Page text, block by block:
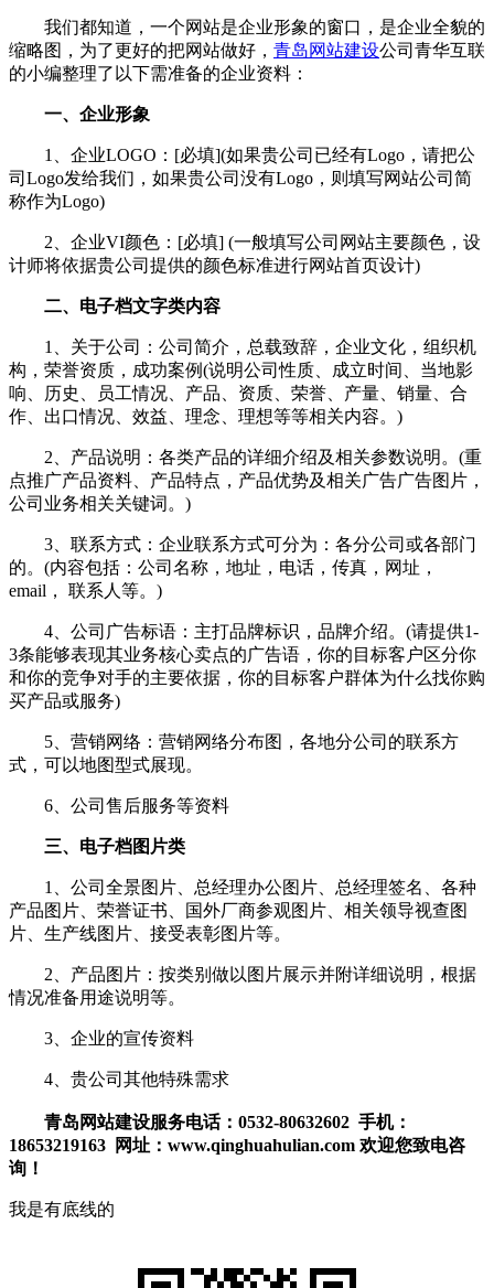
我们都知道，一个网站是企业形象的窗口，是企业全貌的
缩略图，为了更好的把网站做好， 青岛网站建设公司青华互联
的小编整理了以下需准备的企业资料：
一、企业形象
1、企业LOGO：[必填](如果贵公司已经有Logo，请把公
司Logo发给我们，如果贵公司没有Logo，则填写网站公司简
称作为Logo)
2、企业VI颜色：[必填] (一般填写公司网站主要颜色，设
计师将依据贵公司提供的颜色标准进行网站首页设计)
二、电子档文字类内容
1、关于公司：公司简介，总载致辞，企业文化，组织机
构，荣誉资质，成功案例(说明公司性质、成立时间、当地影
响、历史、员工情况、产品、资质、荣誉、产量、销量、合
作、出口情况、效益、理念、理想等等相关内容。)
2、产品说明：各类产品的详细介绍及相关参数说明。(重
点推广产品资料、产品特点，产品优势及相关广告广告图片，
公司业务相关关键词。)
3、联系方式：企业联系方式可分为：各分公司或各部门
的。(内容包括：公司名称，地址，电话，传真，网址，
email， 联系人等。)
4、公司广告标语：主打品牌标识，品牌介绍。(请提供1-
3条能够表现其业务核心卖点的广告语，你的目标客户区分你
和你的竞争对手的主要依据，你的目标客户群体为什么找你购
买产品或服务)
5、营销网络：营销网络分布图，各地分公司的联系方
式，可以地图型式展现。
6、公司售后服务等资料
三、电子档图片类
1、公司全景图片、总经理办公图片、总经理签名、各种
产品图片、荣誉证书、国外厂商参观图片、相关领导视查图
片、生产线图片、接受表彰图片等。
2、产品图片：按类别做以图片展示并附详细说明，根据
情况准备用途说明等。
3、企业的宣传资料
4、贵公司其他特殊需求
青岛网站建设服务电话：0532-80632602 手机：
18653219163 网址：www.qinghuahulian.com 欢迎您致电咨
询！
我是有底线的